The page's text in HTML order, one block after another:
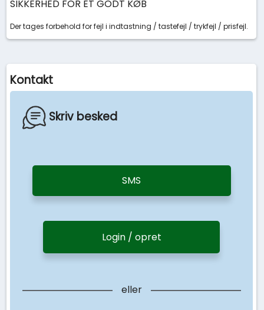
SIKKERHED FOR ET GODT KØB
Der tages forbehold for fejl i indtastning / tastefejl / trykfejl / prisfejl.
Kontakt
Skriv besked
SMS
Login / opret
eller